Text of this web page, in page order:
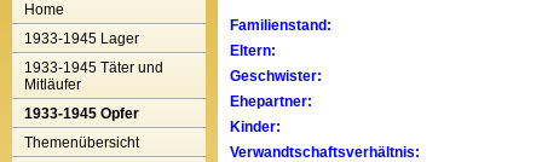
Home
1933-1945 Lager
1933-1945 Täter und
Mitläufer
1933-1945 Opfer
Themenübersicht
Familienstand:
Eltern:
Geschwister:
Ehepartner:
Kinder:
Verwandtschaftsverhältnis: